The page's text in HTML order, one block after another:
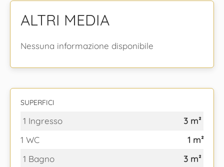
ALTRI MEDIA
Nessuna informazione disponibile
SUPERFICI
1 Ingresso
3 m²
1 WC
1 m²
1 Bagno
3 m²